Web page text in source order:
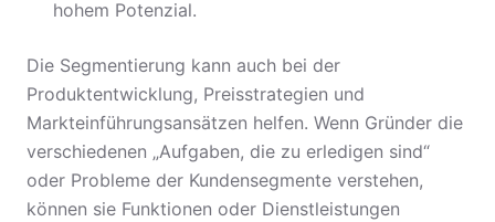
hohem Potenzial.
Die Segmentierung kann auch bei der
Produktentwicklung, Preisstrategien und
Markteinführungsansätzen helfen. Wenn Gründer die
verschiedenen „Aufgaben, die zu erledigen sind“
oder Probleme der Kundensegmente verstehen,
können sie Funktionen oder Dienstleistungen